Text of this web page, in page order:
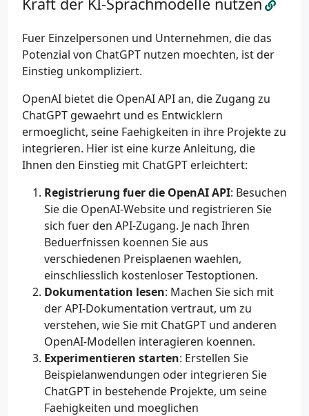
Fuer Einzelpersonen und Unternehmen, die das
Potenzial von ChatGPT nutzen moechten, ist der
Einstieg unkompliziert.
OpenAI bietet die OpenAI API an, die Zugang zu
ChatGPT gewaehrt und es Entwicklern
ermoeglicht, seine Faehigkeiten in ihre Projekte zu
integrieren. Hier ist eine kurze Anleitung, die
Ihnen den Einstieg mit ChatGPT erleichtert:
Registrierung fuer die OpenAI API: Besuchen
Sie die OpenAI-Website und registrieren Sie
sich fuer den API-Zugang. Je nach Ihren
Beduerfnissen koennen Sie aus
verschiedenen Preisplaenen waehlen,
einschliesslich kostenloser Testoptionen.
Dokumentation lesen: Machen Sie sich mit
der API-Dokumentation vertraut, um zu
verstehen, wie Sie mit ChatGPT und anderen
OpenAI-Modellen interagieren koennen.
Experimentieren starten: Erstellen Sie
Beispielanwendungen oder integrieren Sie
ChatGPT in bestehende Projekte, um seine
Faehigkeiten und moeglichen